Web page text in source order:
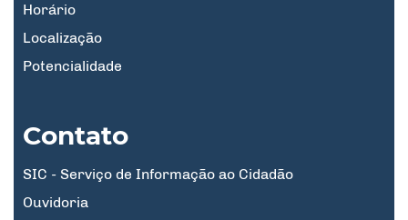
Horário
Localização
Potencialidade
Contato
SIC - Serviço de Informação ao Cidadão
Ouvidoria